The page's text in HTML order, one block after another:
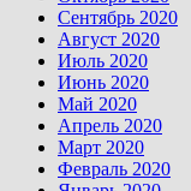
Сентябрь 2020
Август 2020
Июль 2020
Июнь 2020
Май 2020
Апрель 2020
Март 2020
Февраль 2020